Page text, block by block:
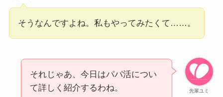
そうなんですよね。私もやってみたくて……。
先輩ユミ
それじゃあ、今日はパパ活につい
て詳しく紹介するわね。